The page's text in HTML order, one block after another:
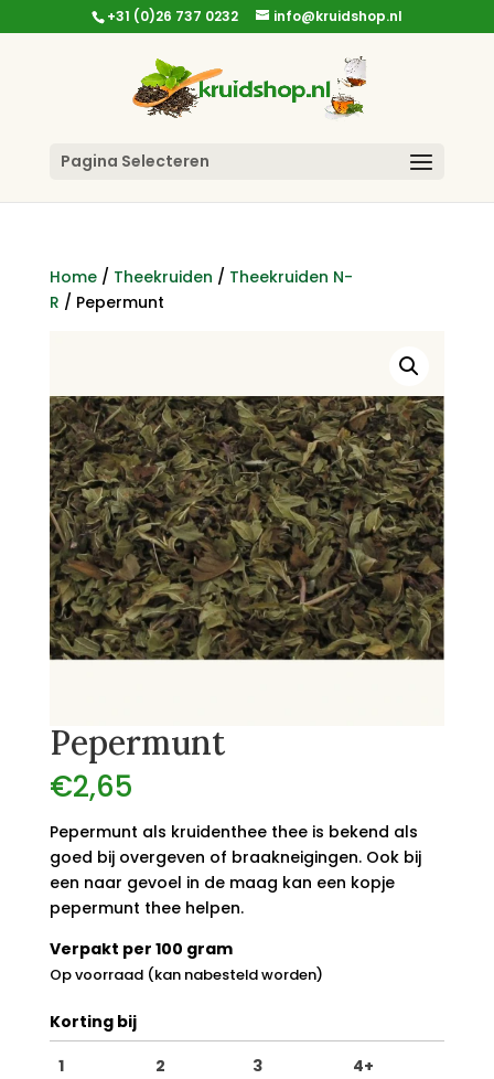
+31 (0)26 737 0232 info@kruidshop.nl
Pagina Selecteren
Home/ Theekruiden / Theekruiden N-
R / Pepermunt
Pepermunt
€2,65
Pepermunt als kruidenthee thee is bekend als
goed bij overgeven of braakneigingen. Ook bij
een naar gevoel in de maag kan een kopje
pepermunt thee helpen.
Verpakt per 100 gram
Op voorraad (kan nabesteld worden)
Korting bij
1
2 3 4+